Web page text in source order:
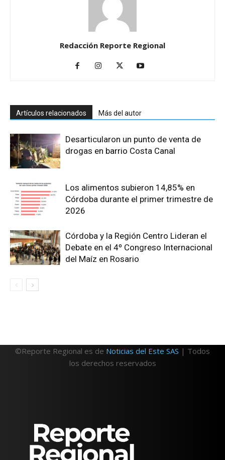
Redacción Reporte Regional
Artículos relacionados Más del autor
Desarticularon un punto de venta de
drogas en barrio Costa Canal
Los alimentos subieron 14,85% en
Córdoba durante el primer trimestre de
2026
Córdoba y la Región Centro Lideran el
Debate en el 4º Congreso Internacional
del Maíz en Rosario
©Reporte Regional es de Noticias del Este SAS | Todos
los derechos reservados